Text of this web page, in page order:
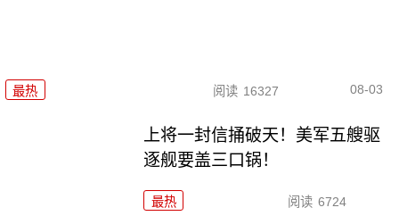
最热 阅读 16327 08-03
上将一封信捅破天！美军五艘驱
逐舰要盖三口锅！
最热 阅读 6724